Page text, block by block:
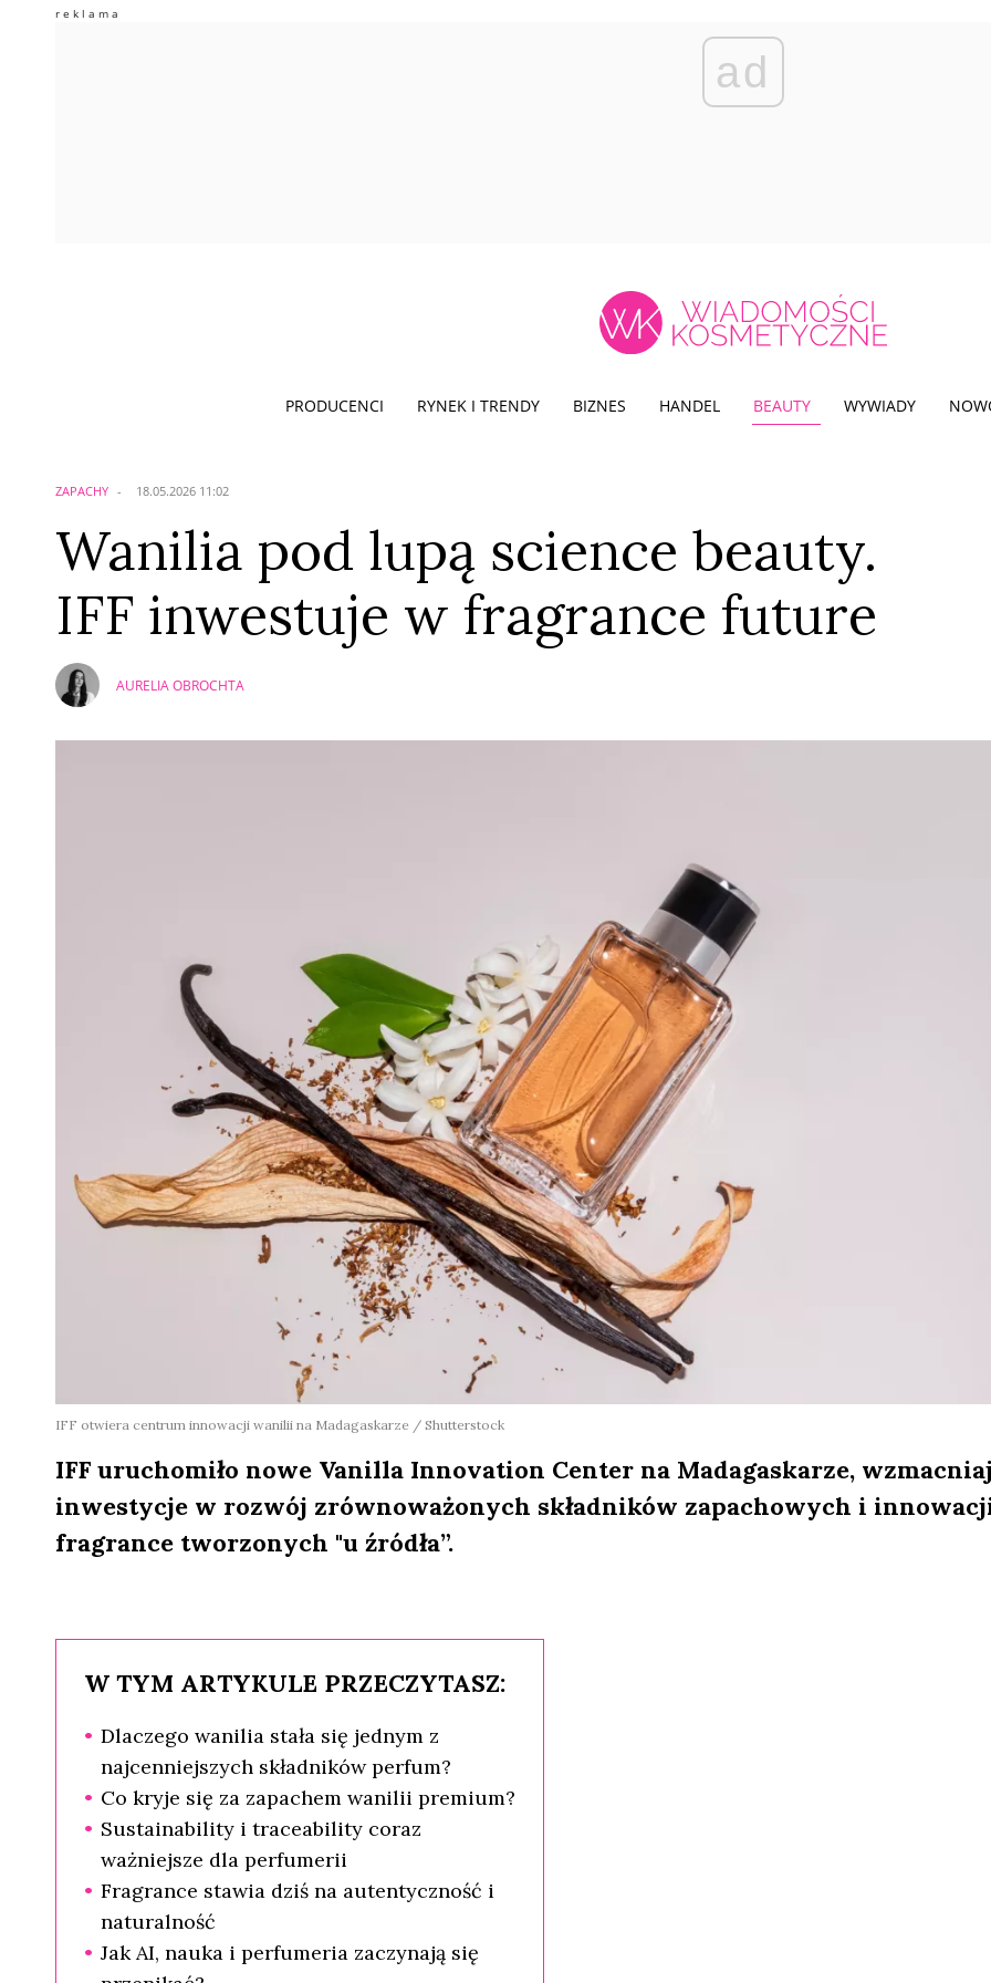
ad
PRODUCENCI RYNEK I TRENDY BIZNES HANDEL BEAUTY WYWIADY
ZAPACHY 18.05.2026 11:02
Wanilia pod lupą science beauty.
IFF inwestuje w fragrance future
AURELIA OBROCHTA
IFF otwiera centrum innowacji wanilii na Madagaskarze / Shutterstock
IFF uruchomiło nowe Vanilla Innovation Center na Madagaskarze,
inwestycje w rozwój zrównoważonych składników zapachowych i
fragrance tworzonych "u źródła”.
W TYM ARTYKULE PRZECZYTASZ:
Dlaczego wanilia stała się jednym z
najcenniejszych składników perfum?
Co kryje się za zapachem wanilii premium?
Sustainability i traceability coraz
ważniejsze dla perfumerii
Fragrance stawia dziś na autentyczność i
naturalność
Jak AI, nauka i perfumeria zaczynają się